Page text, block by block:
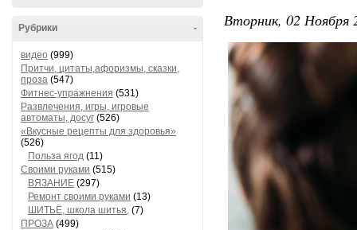
-
Рубрики
видео (999)
Притчи, цитаты,афоризмы, сказки,
проза (547)
Фитнес-упражнения (531)
Развлечения, игры, игровые
автоматы, досуг (526)
«Вкусные рецепты для здоровья»
(526)
Польза ягод (11)
Своими руками (515)
ВЯЗАНИЕ (297)
Ремонт своими руками (13)
ШИТЬЁ, школа шитья, (7)
ПРОЗА (499)
Вторник, 02 Ноября